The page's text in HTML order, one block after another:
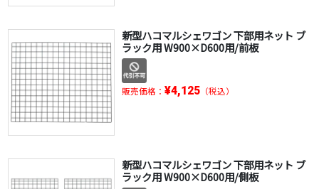
新型ハコマルシェワゴン 下部用ネット ブ
ラック用 W900×D600用/前板
販売価格： ¥4,125（税込）
新型ハコマルシェワゴン 下部用ネット ブ
ラック用 W900×D600用/側板